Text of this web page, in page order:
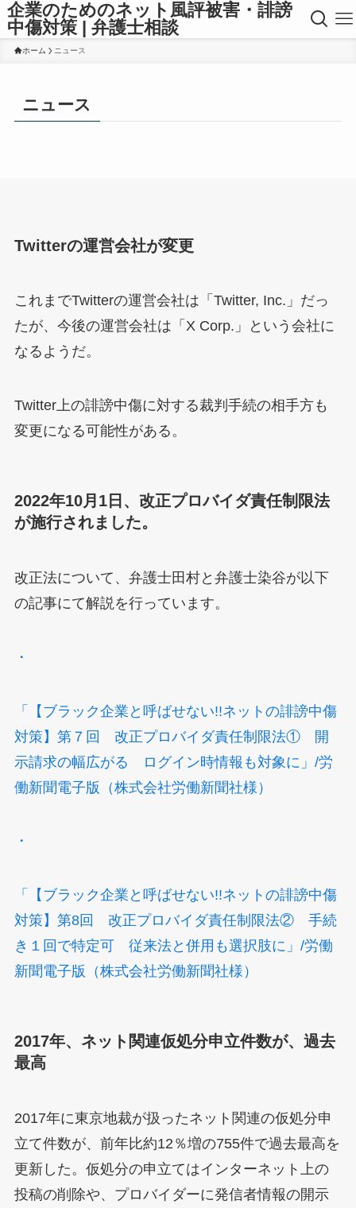
企業のためのネット風評被害・誹謗
中傷対策 | 弁護士相談
ホーム ニュース
ニュース
Twitterの運営会社が変更
これまでTwitterの運営会社は「Twitter, Inc.」だっ
たが、今後の運営会社は「X Corp.」という会社に
なるようだ。
Twitter上の誹謗中傷に対する裁判手続の相手方も
変更になる可能性がある。
2022年10月1日、改正プロバイダ責任制限法
が施行されました。
改正法について、弁護士田村と弁護士染谷が以下
の記事にて解説を行っています。
・
「【ブラック企業と呼ばせない!!ネットの誹謗中傷
対策】第７回 改正プロバイダ責任制限法① 開
示請求の幅広がる ログイン時情報も対象に」/労
働新聞電子版（株式会社労働新聞社様）
・
「【ブラック企業と呼ばせない!!ネットの誹謗中傷
対策】第8回 改正プロバイダ責任制限法② 手続
き１回で特定可 従来法と併用も選択肢に」/労働
新聞電子版（株式会社労働新聞社様）
2017年、ネット関連仮処分申立件数が、過去
最高
2017年に東京地裁が扱ったネット関連の仮処分申
立て件数が、前年比約12％増の755件で過去最高を
更新した。仮処分の申立てはインターネット上の
投稿の削除や、プロバイダーに発信者情報の開示